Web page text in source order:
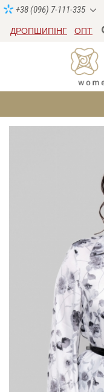
+38 (096) 7-111-335
ДРОПШИПІНГ ОПТ